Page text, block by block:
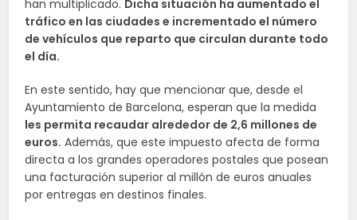
han multiplicado. Dicha situación ha aumentado el
tráfico en las ciudades e incrementado el número
de vehículos que reparto que circulan durante todo
el día.
En este sentido, hay que mencionar que, desde el
Ayuntamiento de Barcelona, esperan que la medida
les permita recaudar alrededor de 2,6 millones de
euros. Además, que este impuesto afecta de forma
directa a los grandes operadores postales que posean
una facturación superior al millón de euros anuales
por entregas en destinos finales.